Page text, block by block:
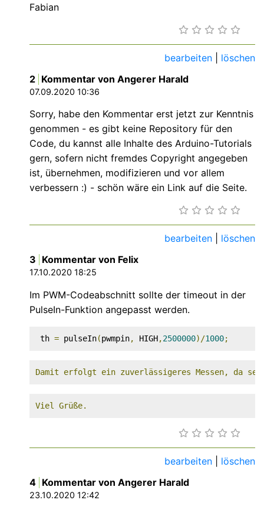
Fabian
bearbeiten
löschen
2 Kommentar von Angerer Harald
07.09.2020 10:36
Sorry, habe den Kommentar erst jetzt zur Kenntnis
genommen - es gibt keine Repository für den
Code, du kannst alle Inhalte des Arduino-Tutorials
gern, sofern nicht fremdes Copyright angegeben
ist, übernehmen, modifizieren und vor allem
verbessern :) - schön wäre ein Link auf die Seite.
bearbeiten
löschen
3 Kommentar von Felix
17.10.2020 18:25
Im PWM-Codeabschnitt sollte der timeout in der
PulseIn-Funktion angepasst werden.
th = pulseIn(pwmpin, HIGH,2500000) /1000;
Damit erfolgt ein zuverlässigeres Messen, da
Viel Grüße.
bearbeiten
löschen
4 Kommentar von Angerer Harald
23.10.2020 12:42